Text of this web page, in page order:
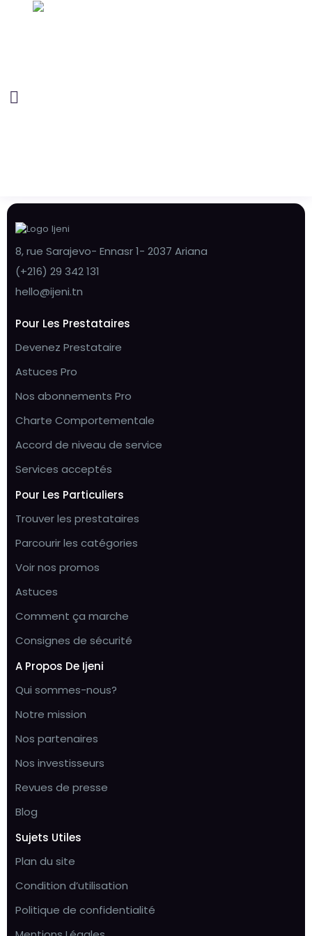
8, rue Sarajevo- Ennasr 1- 2037 Ariana
(+216) 29 342 131
hello@ijeni.tn
Pour Les Prestataires
Devenez Prestataire
Astuces Pro
Nos abonnements Pro
Charte Comportementale
Accord de niveau de service
Services acceptés
Pour Les Particuliers
Trouver les prestataires
Parcourir les catégories
Voir nos promos
Astuces
Comment ça marche
Consignes de sécurité
A Propos De Ijeni
Qui sommes-nous?
Notre mission
Nos partenaires
Nos investisseurs
Revues de presse
Blog
Sujets Utiles
Plan du site
Condition d’utilisation
Politique de confidentialité